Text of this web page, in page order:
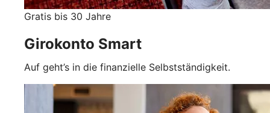
Gratis bis 30 Jahre
Girokonto Smart
Auf geht’s in die finanzielle Selbstständigkeit.